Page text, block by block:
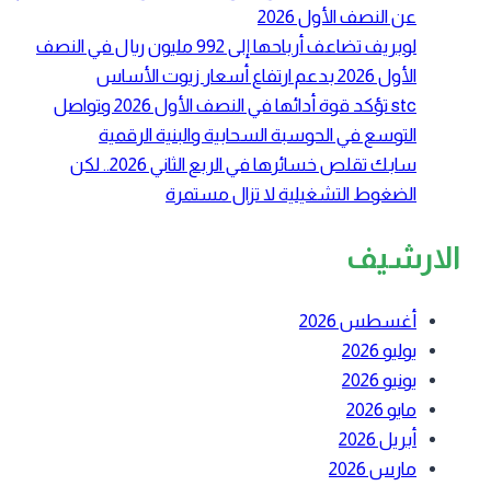
عن النصف الأول 2026
لوبريف تضاعف أرباحها إلى 992 مليون ريال في النصف
الأول 2026 بدعم ارتفاع أسعار زيوت الأساس
stc تؤكد قوة أدائها في النصف الأول 2026 وتواصل
التوسع في الحوسبة السحابية والبنية الرقمية
سابك تقلص خسائرها في الربع الثاني 2026.. لكن
الضغوط التشغيلية لا تزال مستمرة
الارشيف
أغسطس 2026
يوليو 2026
يونيو 2026
مايو 2026
أبريل 2026
مارس 2026